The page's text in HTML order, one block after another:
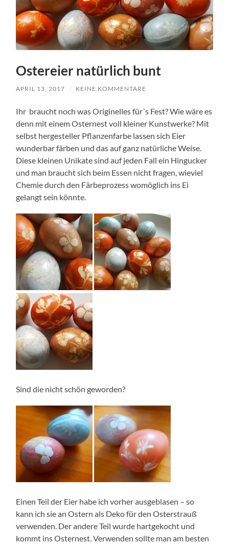
Ostereier natürlich bunt
APRIL 13, 2017 / KEINE KOMMENTARE
Ihr braucht noch was Originelles für´s Fest? Wie wäre es
denn mit einem Osternest voll kleiner Kunstwerke? Mit
selbst hergesteller Pflanzenfarbe lassen sich Eier
wunderbar färben und das auf ganz natürliche Weise.
Diese kleinen Unikate sind auf jeden Fall ein Hingucker
und man braucht sich beim Essen nicht fragen, wieviel
Chemie durch den Färbeprozess womöglich ins Ei
gelangt sein könnte.
Sind die nicht schön geworden?
Einen Teil der Eier habe ich vorher ausgeblasen – so
kann ich sie an Ostern als Deko für den Osterstrauß
verwenden. Der andere Teil wurde hartgekocht und
kommt ins Osternest. Verwenden sollte man am besten